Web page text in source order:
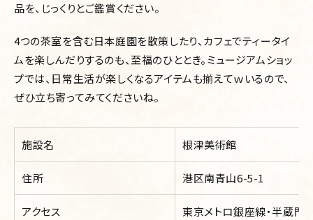
品を、じっくりとご鑑賞ください。
4つの茶室を含む日本庭園を散策したり、カフェでティータイ
ムを楽しんだりするのも、至福のひととき。ミュージアムショッ
プでは、日常生活が楽しくなるアイテムも揃えてｗいるので、
ぜひ立ち寄ってみてくださいね。
施設名 根津美術館
住所 港区南青山6-5-1
アクセス
東京メトロ銀座線・半蔵門